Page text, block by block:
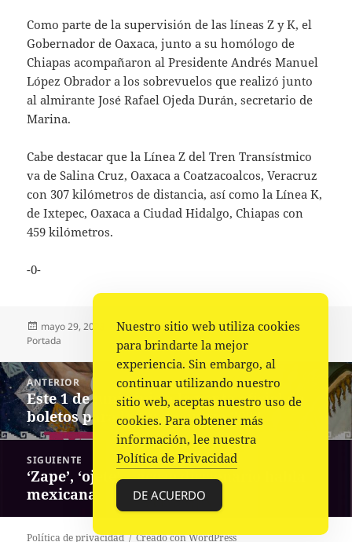
Como parte de la supervisión de las líneas Z y K, el
Gobernador de Oaxaca, junto a su homólogo de
Chiapas acompañaron al Presidente Andrés Manuel
López Obrador a los sobrevuelos que realizó junto
al almirante José Rafael Ojeda Durán, secretario de
Marina.
Cabe destacar que la Línea Z del Tren Transístmico
va de Salina Cruz, Oaxaca a Coatzacoalcos, Veracruz
con 307 kilómetros de distancia, así como la Línea K,
de Ixtepec, Oaxaca a Ciudad Hidalgo, Chiapas con
459 kilómetros.
-0-
Publicado
el
mayo 29, 2023 Autor
Comunicado Gobierno Categorías
Gobierno,
Portada
Navegación
de
entradas
ANTERIOR
Entrada
anterior:
Este 1 de junio inicia la venta oficial de
boletos para la Guelaguetza 2023
SIGUIENTE
Siguiente
entrada:
‘Zape’, ‘ojete’… acoge diccionario habla
mexicana
Política de privacidad Creado con WordPress
Nuestro sitio web utiliza cookies
para brindarte la mejor
experiencia. Sin embargo, al
continuar utilizando nuestro
sitio web, aceptas nuestro uso de
cookies. Para obtener más
información, lee nuestra
Política de Privacidad
DE ACUERDO